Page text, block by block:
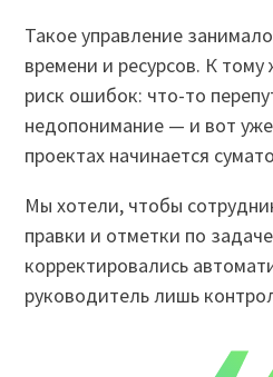
Такое управление
времени и ресурсов. К тому
риск ошибок: что-то
недопонимание — и вот уже
проектах начинается
Мы хотели, чтобы
правки и отметки по
корректировались
руководитель лишь